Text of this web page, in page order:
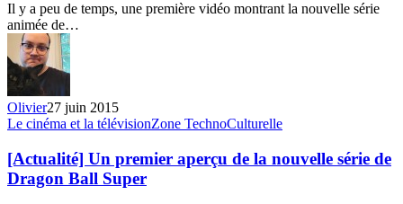
Dragon
Ball
Super
Il y a peu de temps, une première vidéo montrant la nouvelle série
animée de…
Olivier27 juin 2015
[Actualité]
premier
aperçu
de
Le cinéma et la télévisionZone TechnoCulturelle
[Actualité] Un premier aperçu de la nouvelle série de
Dragon Ball Super